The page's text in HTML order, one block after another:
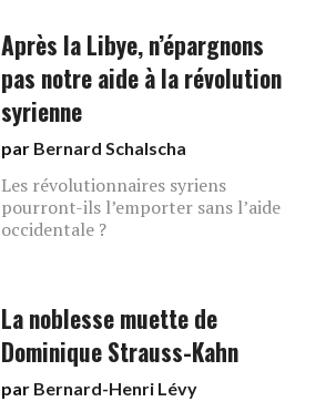
Après la Libye, n’épargnons
pas notre aide à la révolution
syrienne
par Bernard Schalscha
Les révolutionnaires syriens
pourront-ils l’emporter sans l’aide
occidentale ?
La noblesse muette de
Dominique Strauss-Kahn
par Bernard-Henri Lévy